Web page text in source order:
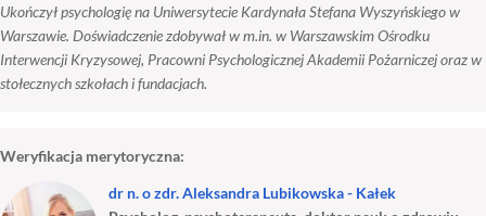
Ukończył psychologię na Uniwersytecie Kardynała Stefana Wyszyńskiego w
Warszawie. Doświadczenie zdobywał w m.in. w Warszawskim Ośrodku
Interwencji Kryzysowej, Pracowni Psychologicznej Akademii Pożarniczej oraz w
stołecznych szkołach i fundacjach.
Weryfikacja merytoryczna:
dr n. o zdr. Aleksandra Lubikowska - Kałek